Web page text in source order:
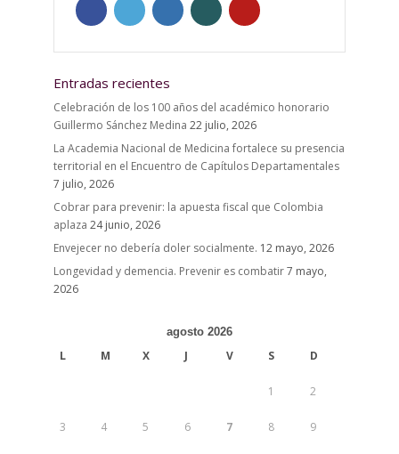
Entradas recientes
Celebración de los 100 años del académico honorario
Guillermo Sánchez Medina 22 julio, 2026
La Academia Nacional de Medicina fortalece su presencia
territorial en el Encuentro de Capítulos Departamentales
7 julio, 2026
Cobrar para prevenir: la apuesta fiscal que Colombia
aplaza 24 junio, 2026
Envejecer no debería doler socialmente. 12 mayo, 2026
Longevidad y demencia. Prevenir es combatir7 mayo,
2026
agosto 2026
L M X J V S D
1 2
3 4 5 6 7 8 9